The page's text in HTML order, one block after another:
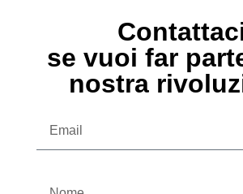
se vuoi far
nostra